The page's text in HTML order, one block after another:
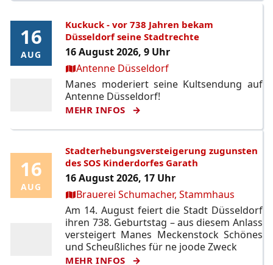
16
AUG
16
AUG
Kuckuck - vor 738 Jahren bekam
Düsseldorf seine Stadtrechte
16 August 2026, 9 Uhr
Ort:Antenne Düsseldorf
Manes moderiert seine Kultsendung auf
Antenne Düsseldorf!
MEHR INFOS
16
AUG
16
AUG
Stadterhebungsversteigerung zugunsten
des SOS Kinderdorfes Garath
16 August 2026, 17 Uhr
Ort:Brauerei Schumacher, Stammhaus
Am 14. August feiert die Stadt Düsseldorf
ihren 738. Geburtstag – aus diesem Anlass
versteigert Manes Meckenstock Schönes
und Scheußliches für ne joode Zweck
MEHR INFOS